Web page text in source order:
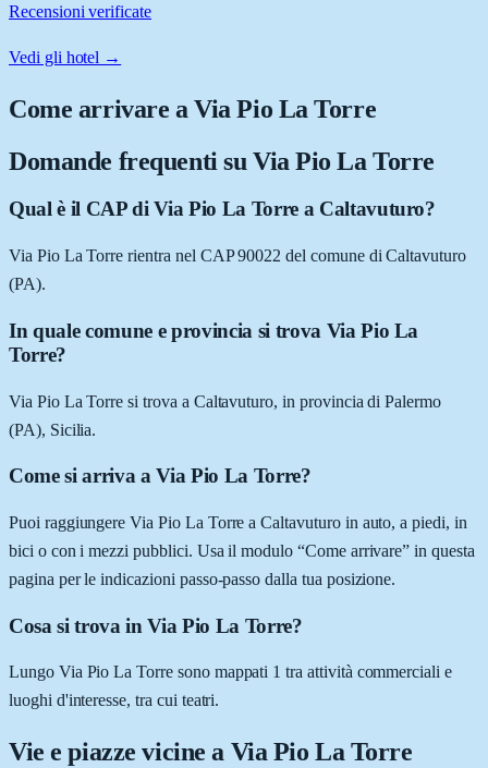
Recensioni verificate
Vedi gli hotel →
Come arrivare aVia Pio La Torre
Domande frequenti su Via Pio La Torre
Qual è il CAP di Via Pio La Torre a Caltavuturo?
Via Pio La Torre rientra nel CAP 90022 del comune di Caltavuturo
(PA).
In quale comune e provincia si trova Via Pio La
Torre?
Via Pio La Torre si trova a Caltavuturo, in provincia di Palermo
(PA), Sicilia.
Come si arriva a Via Pio La Torre?
Puoi raggiungere Via Pio La Torre a Caltavuturo in auto, a piedi, in
bici o con i mezzi pubblici. Usa il modulo “Come arrivare” in questa
pagina per le indicazioni passo-passo dalla tua posizione.
Cosa si trova in Via Pio La Torre?
Lungo Via Pio La Torre sono mappati 1 tra attività commerciali e
luoghi d'interesse, tra cui teatri.
Vie e piazze vicine a Via Pio La Torre